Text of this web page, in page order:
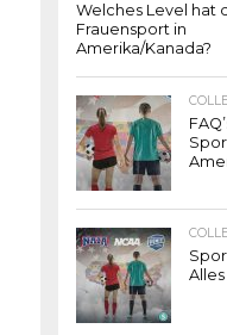
Welches Level hat
Frauensport in
Amerika/Kanada?